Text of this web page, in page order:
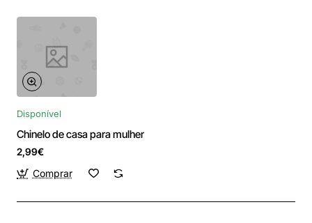
Disponível
Chinelo de casa para mulher
2,99€
Comprar